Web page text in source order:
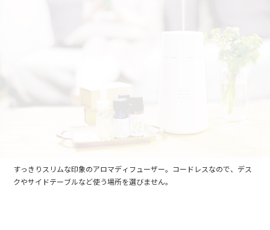
すっきりスリムな印象のアロマディフューザー。コードレスなので、デス
クやサイドテーブルなど使う場所を選びません。